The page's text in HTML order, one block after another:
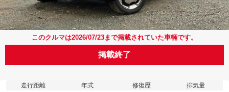
このクルマは2026/07/23まで掲載されていた車輛です。
掲載終了
走行距離 年式 修復歴 排気量